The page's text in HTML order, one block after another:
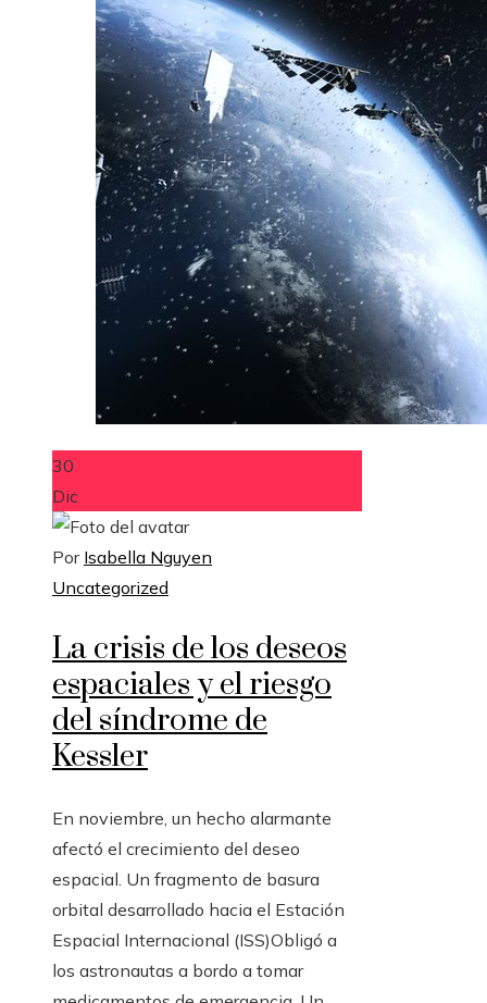
30
Dic
Por Isabella Nguyen
Uncategorized
La crisis de los deseos
espaciales y el riesgo
del síndrome de
Kessler
En noviembre, un hecho alarmante
afectó el crecimiento del deseo
espacial. Un fragmento de basura
orbital desarrollado hacia el Estación
Espacial Internacional (ISS)Obligó a
los astronautas a bordo a tomar